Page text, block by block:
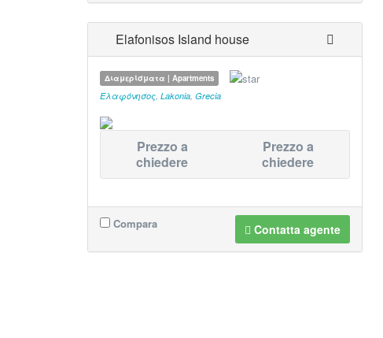
Elafonisos Island house
Διαμερίσματα | Apartments
Ελαφόνησος Lakonia Grecia
Prezzo a
chiedere
Prezzo a
chiedere
Contatta agente
Compara